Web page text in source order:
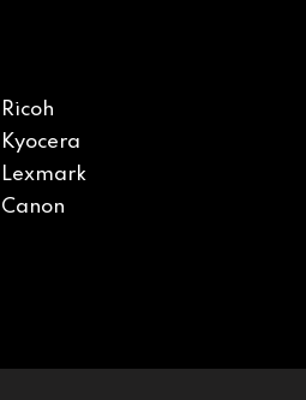
Ricoh
Kyocera
Lexmark
Canon